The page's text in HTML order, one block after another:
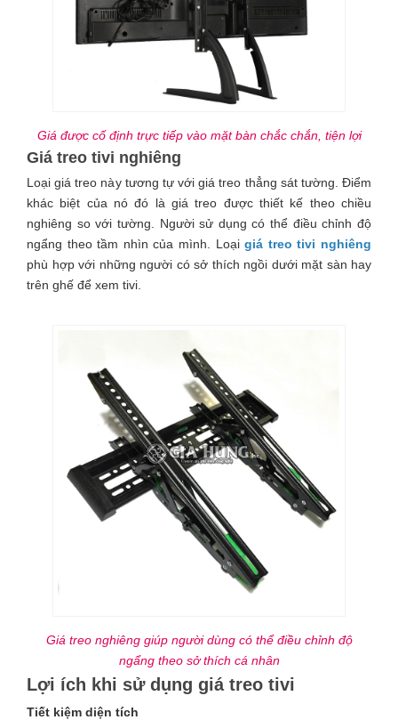
Giá được cố định trực tiếp vào mặt bàn chắc chắn, tiện lợi
Giá treo tivi nghiêng
Loại giá treo này tương tự với giá treo thẳng sát tường. Điểm
khác biệt của nó đó là giá treo được thiết kế theo chiều
nghiêng so với tường. Người sử dụng có thể điều chỉnh độ
ngẩng theo tầm nhìn của mình. Loạigiá treo tivi nghiêng
phù hợp với những người có sở thích ngồi dưới mặt sàn hay
trên ghế để xem tivi.
Giá treo nghiêng giúp người dùng có thể điều chỉnh độ
ngẩng theo sở thích cá nhân
Lợi ích khi sử dụng giá treo tivi
Tiết kiệm diện tích